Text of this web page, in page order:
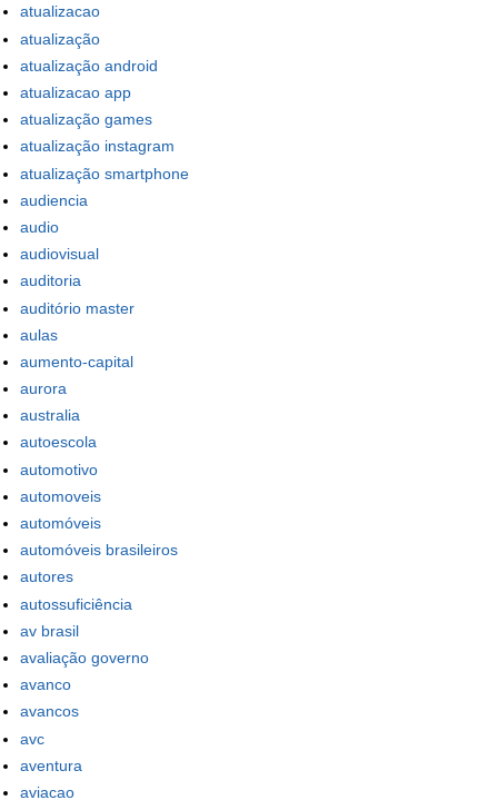
atualizacao
atualização
atualização android
atualizacao app
atualização games
atualização instagram
atualização smartphone
audiencia
audio
audiovisual
auditoria
auditório master
aulas
aumento-capital
aurora
australia
autoescola
automotivo
automoveis
automóveis
automóveis brasileiros
autores
autossuficiência
av brasil
avaliação governo
avanco
avancos
avc
aventura
aviacao